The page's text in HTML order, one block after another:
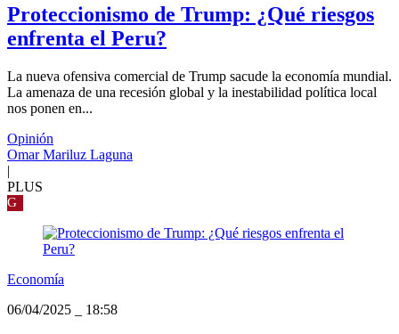
Proteccionismo de Trump: ¿Qué riesgos
enfrenta el Peru?
La nueva ofensiva comercial de Trump sacude la economía mundial.
La amenaza de una recesión global y la inestabilidad política local
nos ponen en...
Opinión
Omar Mariluz Laguna
|
PLUS
G
Economía
06/04/2025
18:58